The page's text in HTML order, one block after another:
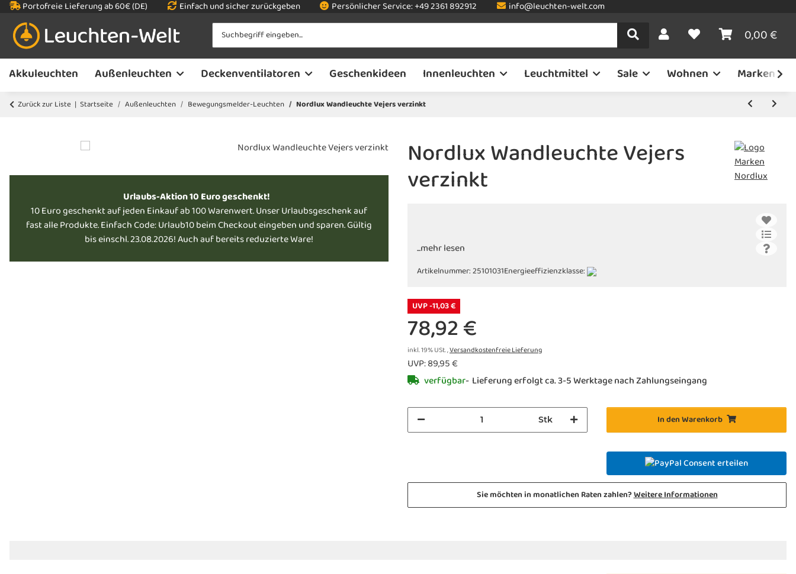
Portofreie Lieferung ab 60€ (DE) Einfach und sicher zurückgeben Persönlicher Service:+49 2361 892912 info@leuchten-welt.com
0,00 €
Akkuleuchten Außenleuchten Deckenventilatoren Geschenkideen Innenleuchten Leuchtmittel Sale Wohnen Marken
Zurück zur Liste Startseite Außenleuchten Bewegungsmelder-Leuchten Nordlux Wandleuchte Vejers verzinkt
Urlaubs-Aktion 10 Euro geschenkt!
10 Euro geschenkt auf jeden Einkauf ab 100 Warenwert. Unser Urlaubsgeschenk auf
fast alle Produkte. Einfach Code: Urlaub10 beim Checkout eingeben und sparen. Gültig
bis einschl. 23.08.2026! Auch auf bereits reduzierte Ware!
Nordlux Wandleuchte Vejers
verzinkt
...mehr lesen
Artikelnummer:25101031Energieeffizienzklasse:
UVP -11,03 €
78,92 €
inkl. 19% USt. ,Versandkostenfreie Lieferung
UVP:89,95 €
verfügbar Lieferung erfolgt ca. 3-5 Werktage nach Zahlungseingang
Stk In den Warenkorb
Consent erteilen
Sie möchten in monatlichen Raten zahlen?Weitere Informationen